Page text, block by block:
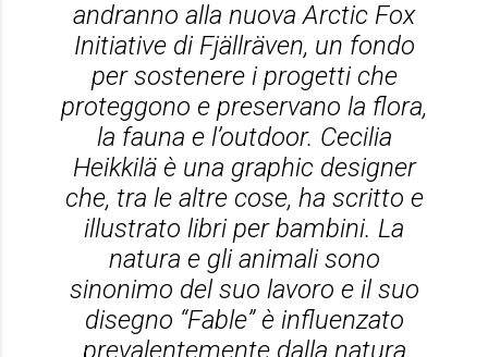
andranno alla nuova Arctic Fox
Initiative di Fjällräven, un fondo
per sostenere i progetti che
proteggono e preservano la flora,
la fauna e l’outdoor. Cecilia
Heikkilä è una graphic designer
che, tra le altre cose, ha scritto e
illustrato libri per bambini. La
natura e gli animali sono
sinonimo del suo lavoro e il suo
disegno “Fable” è influenzato
prevalentemente dalla natura